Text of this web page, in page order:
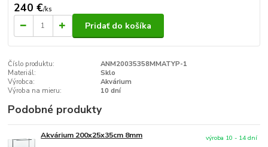
240 €/ks
Pridať do košíka
Číslo produktu:
ANM20035358MMATYP-1
Materiál:
Sklo
Výrobca:
Akvárium
Výroba na mieru:
10 dní
Podobné produkty
Akvárium 200x25x35cm 8mm
výroba 10 - 14 dní